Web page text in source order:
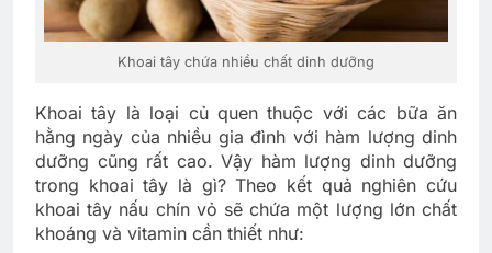
Khoai tây chứa nhiều chất dinh dưỡng
Khoai tây là loại củ quen thuộc với các bữa ăn
hằng ngày của nhiều gia đình với hàm lượng dinh
dưỡng cũng rất cao. Vậy hàm lượng dinh dưỡng
trong khoai tây là gì? Theo kết quả nghiên cứu
khoai tây nấu chín vỏ sẽ chứa một lượng lớn chất
khoáng và vitamin cần thiết như: